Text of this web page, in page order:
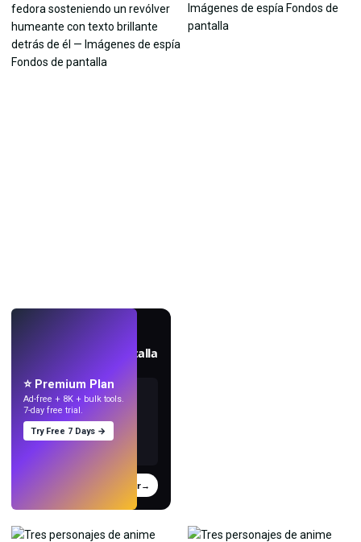
Crea fondos de pantalla
Probar→
⭐ Premium Plan
Ad-free + 8K + bulk tools.
7-day free trial.
Try Free 7 Days →